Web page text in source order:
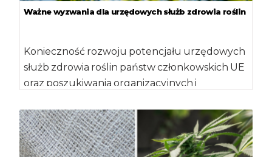
Ważne wyzwania dla urzędowych służb zdrowia roślin
Konieczność rozwoju potencjału urzędowych
służb zdrowia roślin państw członkowskich UE
oraz poszukiwania organizacyjnych i
przygotowania się […]